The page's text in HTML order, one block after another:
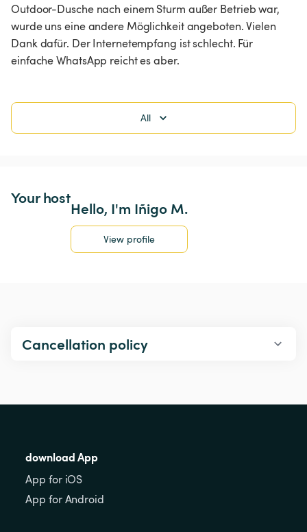
Outdoor-Dusche nach einem Sturm außer Betrieb war,
wurde uns eine andere Möglichkeit angeboten. Vielen
Dank dafür. Der Internetempfang ist schlecht. Für
einfache WhatsApp reicht es aber.
All
Your host
Hello, I'm Iñigo M.
View profile
Cancellation policy
download App
App for iOS
App for Android